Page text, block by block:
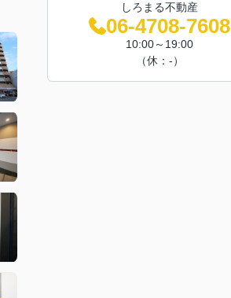
しろまる不動産
06-4708-7608
10:00～19:00
（休：-）